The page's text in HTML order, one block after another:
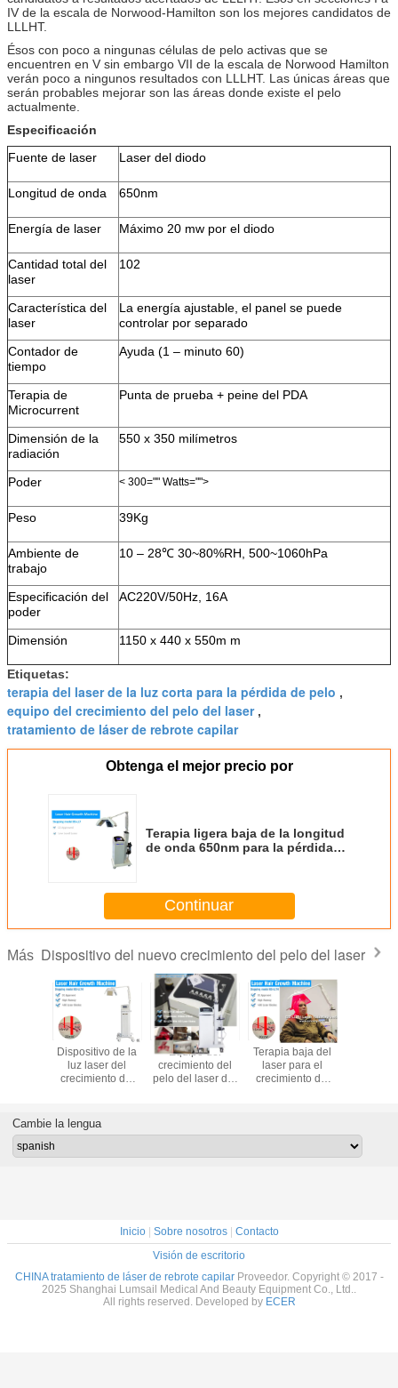
IV de la escala de Norwood-Hamilton son los mejores candidatos de
LLLHT.
Ésos con poco a ningunas células de pelo activas que se
encuentren en V sin embargo VII de la escala de Norwood Hamilton
verán poco a ningunos resultados con LLLHT. Las únicas áreas que
serán probables mejorar son las áreas donde existe el pelo
actualmente.
Especificación
Fuente de laser
Laser del diodo
Longitud de onda 650nm
Energía de laser Máximo 20 mw por el diodo
Cantidad total del
laser
102
Característica del
laser
La energía ajustable, el panel se puede
controlar por separado
Contador de
tiempo
Ayuda (1 – minuto 60)
Terapia de
Microcurrent
Punta de prueba + peine del PDA
Dimensión de la
radiación
550 x 350 milímetros
Poder < 300="" Watts="">
Peso 39Kg
Ambiente de
trabajo
10 – 28℃ 30~80%RH, 500~1060hPa
Especificación del
poder
AC220V/50Hz, 16A
Dimensión 1150 x 440 x 550m m
Etiquetas:
terapia del laser de la luz corta para la pérdida de pelo ,
equipo del crecimiento del pelo del laser,
tratamiento de láser de rebrote capilar
Obtenga el mejor precio por
Terapia ligera baja de la longitud
de onda 650nm para la pérdida
Continuar
Más Dispositivo del nuevo crecimiento del pelo del laser
Dispositivo de la
luz laser del
crecimiento del
laser del diodo
Equipo del
crecimiento del
pelo del laser del
Terapia baja del
laser para el
crecimiento del
láser
Cambie la lengua
Inicio| Sobre nosotros| Contacto
Visión de escritorio
CHINA tratamiento de láser de rebrote capilarProveedor. Copyright © 2017 -
2025 Shanghai Lumsail Medical And Beauty Equipment Co., Ltd..
All rights reserved. Developed by ECER